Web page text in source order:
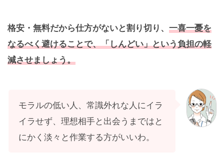
格安・無料だから仕方がないと割り切り、 一喜一憂を
なるべく避けることで、「しんどい」という負担の軽
減させましょう。
モラルの低い人、常識外れな人にイラ
イラせず、理想相手と出会うまではと
にかく淡々と作業する方がいいわ。